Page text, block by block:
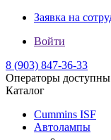
Заявка на
Войти
8 (903) 847-36-33
Операторы
Каталог
Cummins ISF
Автолампы